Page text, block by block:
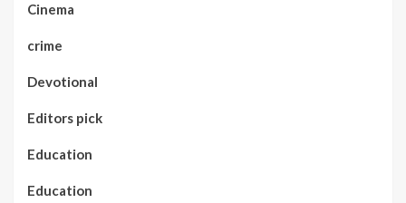
Cinema
crime
Devotional
Editors pick
Education
Education